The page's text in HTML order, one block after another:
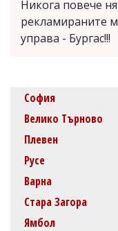
Никога повече
рекламираните
управа - Бургас!!!
София
Велико Търново
Плевен
Русе
Варна
Стара Загора
Ямбол